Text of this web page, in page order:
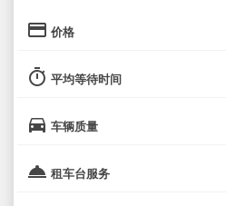
credit_card 价格
timer 平均等待时间
directions_car 车辆质量
room_service 租车台服务